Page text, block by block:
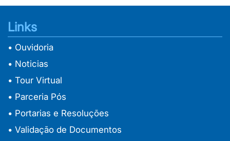
Links
• Ouvidoria
• Noticias
• Tour Virtual
• Parceria Pós
• Portarias e Resoluções
• Validação de Documentos